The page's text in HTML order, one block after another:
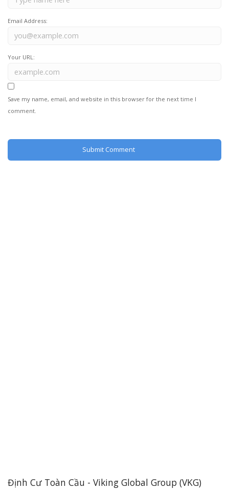
Email Address:
Your URL:
Save my name, email, and website in this browser for the next time I
comment.
Định Cư Toàn Cầu - Viking Global Group (VKG)